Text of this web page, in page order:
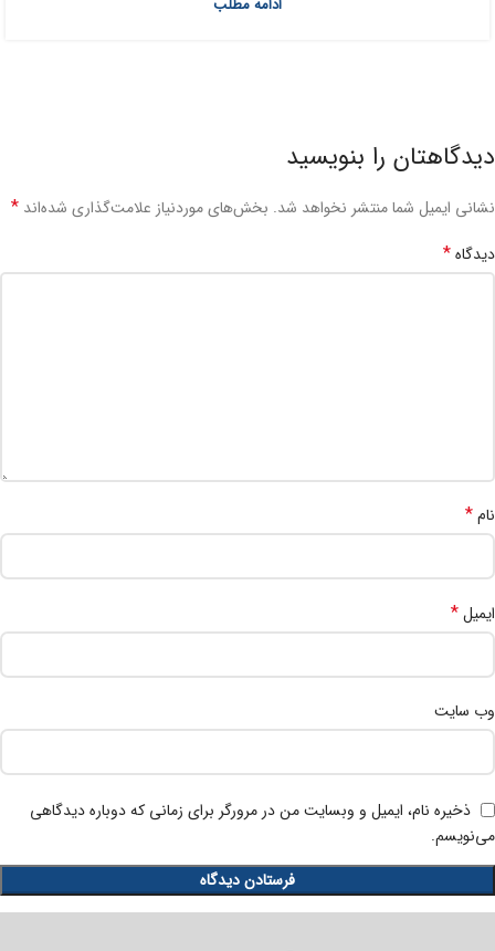
ادامه مطلب
دیدگاهتان را بنویسید
نشانی ایمیل شما منتشر نخواهد شد. بخش‌های موردنیاز علامت‌گذاری شده‌اند *
دیدگاه*
نام*
ایمیل*
وب‌ سایت
ذخیره نام، ایمیل و وبسایت من در مرورگر برای زمانی که دوباره دیدگاهی
می‌نویسم.